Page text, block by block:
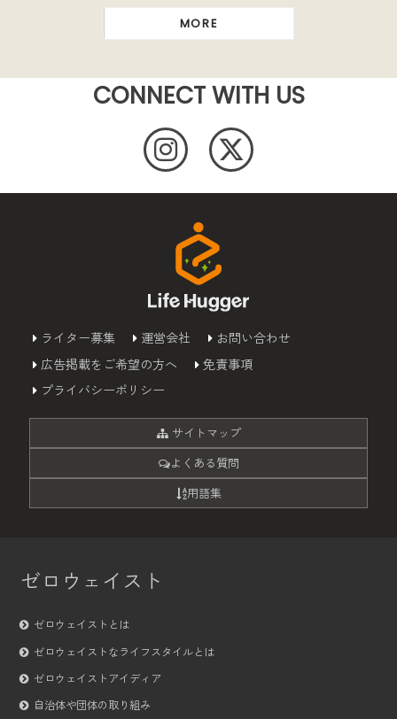
MORE
CONNECT WITH US
ライター募集 運営会社
お問い合わせ
広告掲載をご希望の方へ
免責事項
プライバシーポリシー
サイトマップ
よくある質問
用語集
ゼロウェイスト
ゼロウェイストとは
ゼロウェイストなライフスタイルとは
ゼロウェイストアイディア
自治体や団体の取り組み